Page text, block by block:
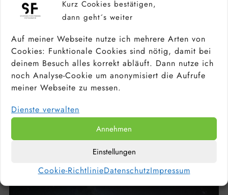
Kurz Cookies bestätigen,
dann geht´s weiter
Auf meiner Webseite nutze ich mehrere Arten von
Cookies: Funktionale Cookies sind nötig, damit bei
deinem Besuch alles korrekt abläuft. Dann nutze ich
noch Analyse-Cookie um anonymisiert die Aufrufe
meiner Webseite zu messen.
Dienste verwalten
Annehmen
Einstellungen
Cookie-RichtlinieDatenschutzImpressum
KAMERA FÜR ANFÄNGER &
HOBBYFOTOGRAFEN: DIE BESTEN
EINSTEIGERKAMERAS 2026